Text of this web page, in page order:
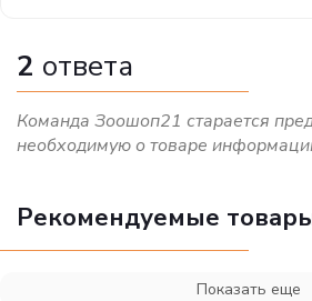
2 ответа
Команда Зоошоп21 старается
необходимую о товаре
Рекомендуемые
Показать еще